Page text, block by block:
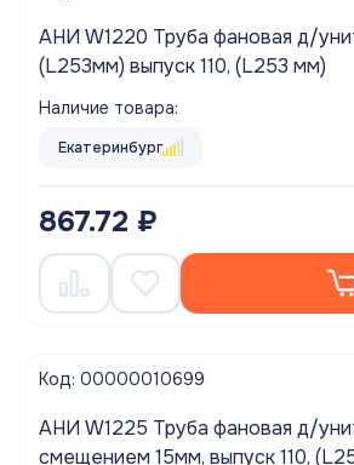
АНИ W1220 Труба фановая д/
(L253мм) выпуск 110, (L253 мм)
Наличие товара:
Екатеринбург
867.72 ₽
Код: 00000010699
АНИ W1225 Труба фановая д/
смещением 15мм, выпуск 110,